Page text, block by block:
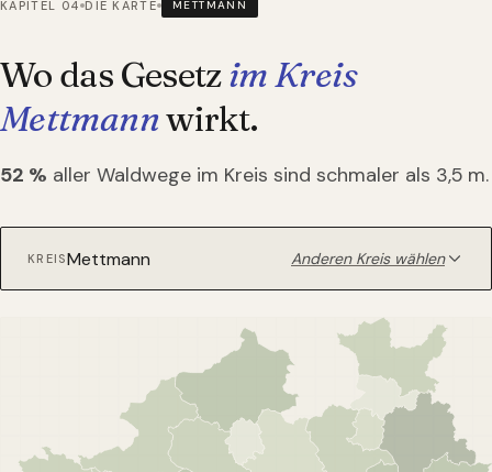
KAPITEL 04 DIE KARTE METTMANN
Wo das Gesetzim Kreis
Mettmannwirkt.
52 % aller Waldwege im Kreis sind schmaler als 3,5 m.
KREIS Anderen Kreis wählen